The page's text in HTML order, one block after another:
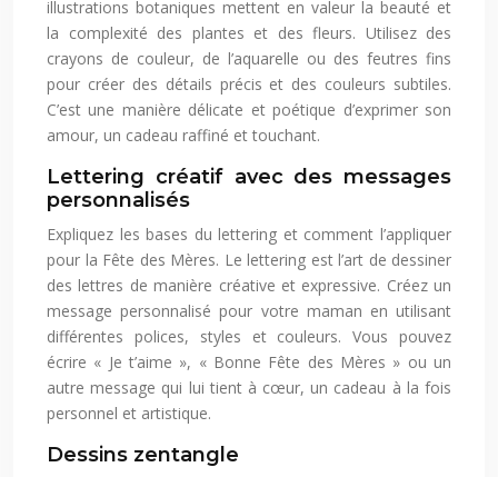
illustrations botaniques mettent en valeur la beauté et
la complexité des plantes et des fleurs. Utilisez des
crayons de couleur, de l’aquarelle ou des feutres fins
pour créer des détails précis et des couleurs subtiles.
C’est une manière délicate et poétique d’exprimer son
amour, un cadeau raffiné et touchant.
Lettering créatif avec des messages
personnalisés
Expliquez les bases du lettering et comment l’appliquer
pour la Fête des Mères. Le lettering est l’art de dessiner
des lettres de manière créative et expressive. Créez un
message personnalisé pour votre maman en utilisant
différentes polices, styles et couleurs. Vous pouvez
écrire « Je t’aime », « Bonne Fête des Mères » ou un
autre message qui lui tient à cœur, un cadeau à la fois
personnel et artistique.
Dessins zentangle